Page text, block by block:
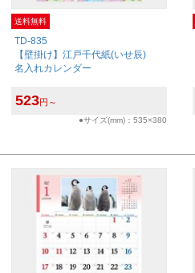
送料無料
TD-835
【壁掛け】江戸千代紙(いせ辰)
名入れカレンダー
523円～
●サイズ(mm)：535×380